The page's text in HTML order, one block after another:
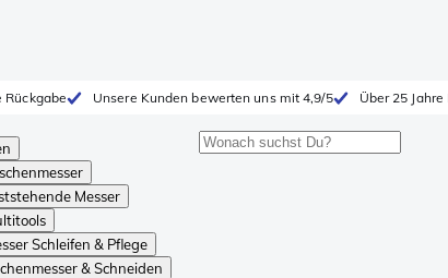
Rückgabe Unsere Kunden bewerten uns mit 4,9/5 Über 25
Messer
Schleifen & Pflege
& Schneiden